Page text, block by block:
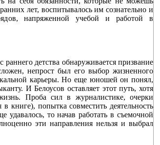
лет, воспитывалось им сознательно и
напряженной учебой и работой в
детства обнаруживается призвание
непрост был его выбор жизненного
карьеры. Но еще юношей он понял,
И Белоусов оставляет этот путь, хотя
Проба сил в журналистике, очерки
книге), попытка совместить деятельность
удавалось, то начав работать в съемочной
эти направления нельзя и выбрал